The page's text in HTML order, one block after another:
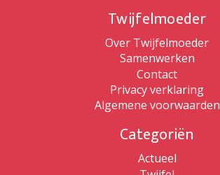
Twijfelmoeder
Over Twijfelmoeder
Samenwerken
Contact
Privacy verklaring
Algemene voorwaarden
Categoriën
Actueel